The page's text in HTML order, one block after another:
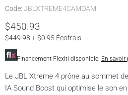
Code:JBLXTREME4CAMOAM
$450.93
$449.98 + $0.95 Écofrais
Financement Flexiti disponible. En savoir
Le JBL Xtreme 4 prône au sommet
IA Sound Boost qui optimise le son